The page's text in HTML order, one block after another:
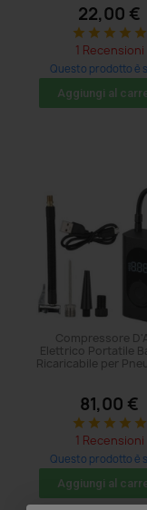
22,00 €
star star star star star
1 Recensioni
Questo prodotto è
acquistato: 5
Aggiungi al
Compressore
Elettrico Portatile
Ricaricabile per
81,00 €
star star star star star
1 Recensioni
Questo prodotto è
acquistato: 5
Aggiungi al